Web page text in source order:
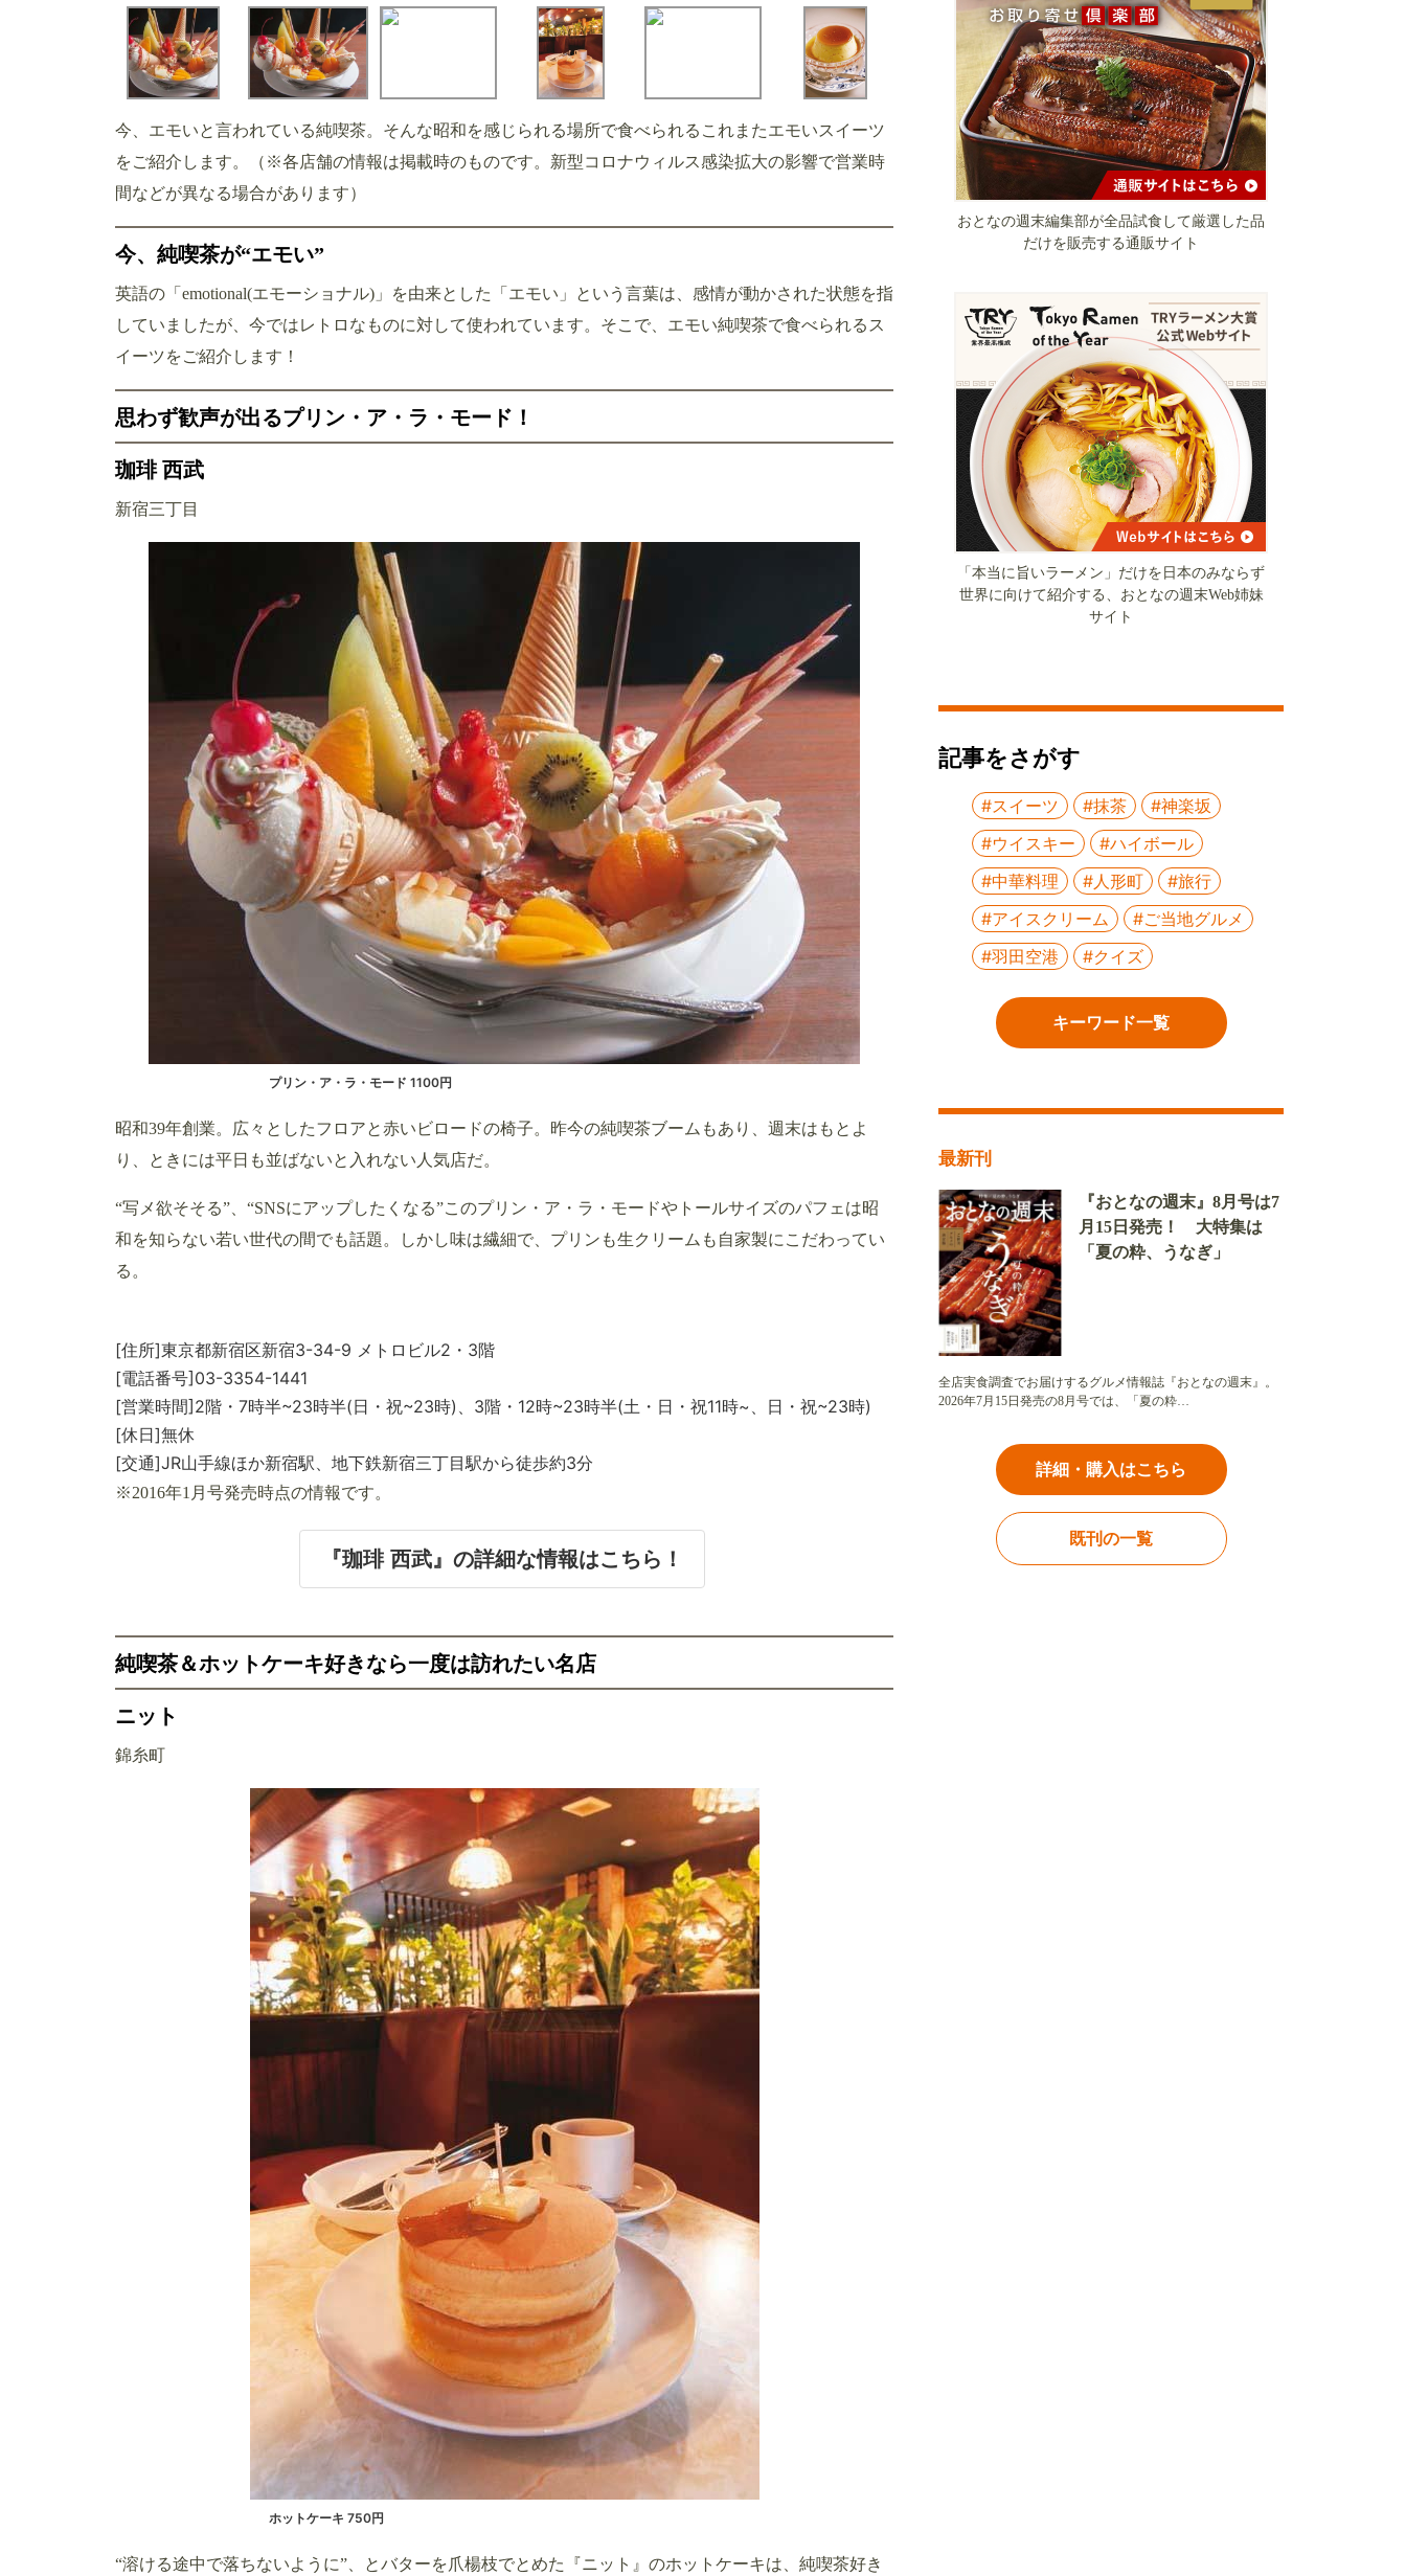
今、エモいと言われている純喫茶。そんな昭和を感じられる場所で食べられるこれまたエモいスイーツ
をご紹介します。（※各店舗の情報は掲載時のものです。新型コロナウィルス感染拡大の影響で営業時
間などが異なる場合があります）
今、純喫茶が“エモい”
英語の「emotional(エモーショナル)」を由来とした「エモい」という言葉は、感情が動かされた状態を指
していましたが、今ではレトロなものに対して使われています。そこで、エモい純喫茶で食べられるス
イーツをご紹介します！
思わず歓声が出るプリン・ア・ラ・モード！
珈琲 西武
新宿三丁目
プリン・ア・ラ・モード 1100円
昭和39年創業。広々としたフロアと赤いビロードの椅子。昨今の純喫茶ブームもあり、週末はもとよ
り、ときには平日も並ばないと入れない人気店だ。
“写メ欲そそる”、“SNSにアップしたくなる”このプリン・ア・ラ・モードやトールサイズのパフェは昭
和を知らない若い世代の間でも話題。しかし味は繊細で、プリンも生クリームも自家製にこだわってい
る。
[住所]東京都新宿区新宿3-34-9 メトロビル2・3階
[電話番号]03-3354-1441
[営業時間]2階・7時半~23時半(日・祝~23時)、3階・12時~23時半(土・日・祝11時~、日・祝~23時)
[休日]無休
[交通]JR山手線ほか新宿駅、地下鉄新宿三丁目駅から徒歩約3分
※2016年1月号発売時点の情報です。
『珈琲 西武』の詳細な情報はこちら！
純喫茶＆ホットケーキ好きなら一度は訪れたい名店
ニット
錦糸町
ホットケーキ 750円
“溶ける途中で落ちないように”、とバターを爪楊枝でとめた『ニット』のホットケーキは、純喫茶好き
おとなの週末編集部が全品試食して厳選した品
だけを販売する通販サイト
「本当に旨いラーメン」だけを日本のみならず
世界に向けて紹介する、おとなの週末Web姉妹
サイト
記事をさがす
#スイーツ #抹茶
#神楽坂
#ウイスキー
#ハイボール
#中華料理
#人形町
#旅行
#アイスクリーム
#ご当地グルメ
#羽田空港
#クイズ
キーワード一覧
最新刊
『おとなの週末』8月号は7
月15日発売！ 大特集は
「夏の粋、うなぎ」
全店実食調査でお届けするグルメ情報誌『おとなの週末』。
2026年7月15日発売の8月号では、「夏の粋…
詳細・購入はこちら
既刊の一覧